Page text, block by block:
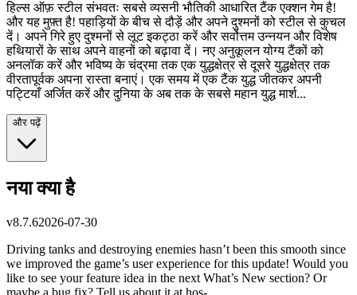
हिल्स ऑफ़ स्टील संभवतः सबसे व्यसनी भौतिकी आधारित टैंक एक्शन गेम है!
और यह मुफ़्त है! पहाड़ियों के बीच से दौड़ें और अपने दुश्मनों को स्टील से कुचल
दें। अपने गिरे हुए दुश्मनों से लूट इकट्ठा करें और सर्वोत्तम उन्नयन और विशेष
हथियारों के साथ अपने वाहनों को बढ़ावा दें। नए अनुकूलन योग्य टैंकों को
अनलॉक करें और भविष्य के चंद्रमा तक एक युद्धक्षेत्र से दूसरे युद्धक्षेत्र तक
वीरतापूर्वक अपना रास्ता बनाएं। एक समय में एक टैंक युद्ध जीतकर अपनी
पट्टियाँ अर्जित करें और दुनिया के अब तक के सबसे महान युद्ध मार्श...
और पढ़ें
नया क्या है
v8.7.62026-07-30
Driving tanks and destroying enemies hasn’t been this smooth since
we improved the game’s user experience for this update! Would you
like to see your feature idea in the next What’s New section? Or
maybe a bug fix? Tell us about it at hos-